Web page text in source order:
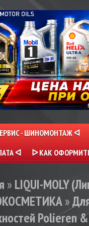
- ШИНОМОНТАЖ ᐊ
ᐊ ᐅ КАК
» LIQUI-MOLY
»
Polieren &